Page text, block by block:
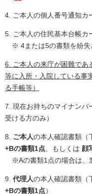
4. ご本人の個人番号通知カ
5. ご本人の住民基本台帳カ
※ 4または5の書類を紛失
6. ご本人の来庁が困難であ
等に入所・入院している事
る手帳等）
7. 現在お持ちのマイナンバ
受ける方のみ）
8. ご本人の本人確認書類（
+Bの書類1点 、もしくは 顔
※Aの書類1点の場合は、
9. 代理人の本人確認書類（
+Bの書類1点）​